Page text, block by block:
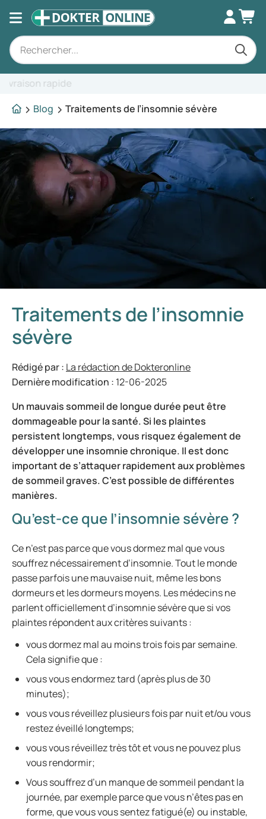
Blog
Traitements de l’insomnie sévère
Traitements de l’insomnie
sévère
Rédigé par : La rédaction de Dokteronline
Dernière modification : 12-06-2025
Un mauvais sommeil de longue durée peut être
dommageable pour la santé. Si les plaintes
persistent longtemps, vous risquez également de
développer une insomnie chronique. Il est donc
important de s’attaquer rapidement aux problèmes
de sommeil graves. C’est possible de différentes
manières.
Qu’est-ce que l’insomnie sévère ?
Ce n’est pas parce que vous dormez mal que vous
souffrez nécessairement d’insomnie. Tout le monde
passe parfois une mauvaise nuit, même les bons
dormeurs et les dormeurs moyens. Les médecins ne
parlent officiellement d’insomnie sévère que si vos
plaintes répondent aux critères suivants :
vous dormez mal au moins trois fois par semaine.
Cela signifie que :
vous vous endormez tard (après plus de 30
minutes);
vous vous réveillez plusieurs fois par nuit et/ou vous
restez éveillé longtemps;
vous vous réveillez très tôt et vous ne pouvez plus
vous rendormir;
Vous souffrez d’un manque de sommeil pendant la
journée, par exemple parce que vous n’êtes pas en
forme, que vous vous sentez fatigué(e) ou instable,